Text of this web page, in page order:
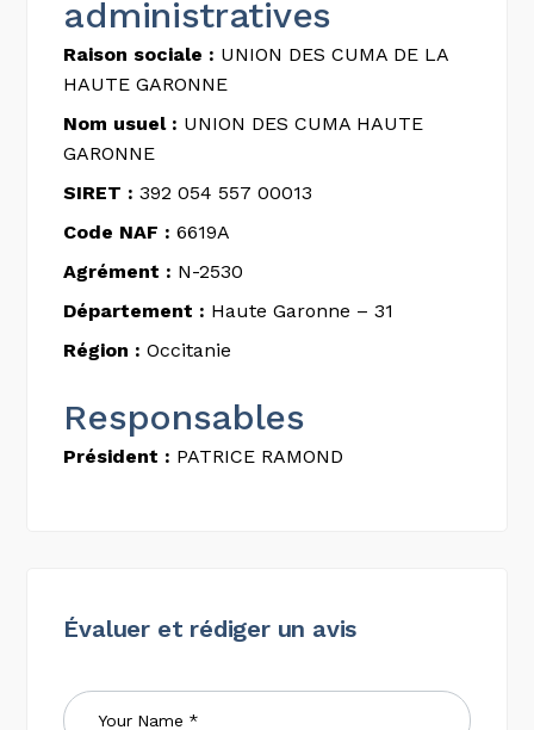
administratives
Raison sociale : UNION DES CUMA DE LA
HAUTE GARONNE
Nom usuel : UNION DES CUMA HAUTE
GARONNE
SIRET : 392 054 557 00013
Code NAF : 6619A
Agrément : N-2530
Département : Haute Garonne – 31
Région : Occitanie
Responsables
Président : PATRICE RAMOND
Évaluer et rédiger un avis